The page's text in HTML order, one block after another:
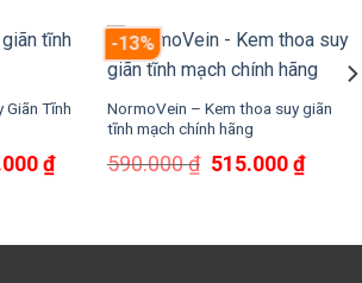
Giãn Tĩnh
₫Giá
hiện
590.000 ₫.
-13%
NormoVein – Kem thoa suy giãn
tĩnh mạch chính hãng
590.000₫ Giá
515.000₫Giá